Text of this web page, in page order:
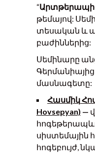
“
թեմայով:
տեսական և
բաժիններից:
Սեմինարը
մասնագետը:
Հասմիկ
Hovsepyan) —
սիստեմային
հոգեբույժ,